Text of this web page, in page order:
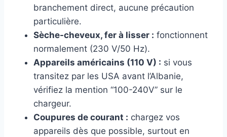
branchement direct, aucune précaution
particulière.
Sèche-cheveux, fer à lisser : fonctionnent
normalement (230 V/50 Hz).
Appareils américains (110 V) : si vous
transitez par les USA avant l’Albanie,
vérifiez la mention “100-240V” sur le
chargeur.
Coupures de courant : chargez vos
appareils dès que possible, surtout en